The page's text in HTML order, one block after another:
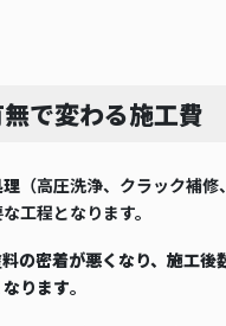
で変わる施工費
（高圧洗浄、クラック補
工程となります。
の密着が悪くなり、施工後
ります。